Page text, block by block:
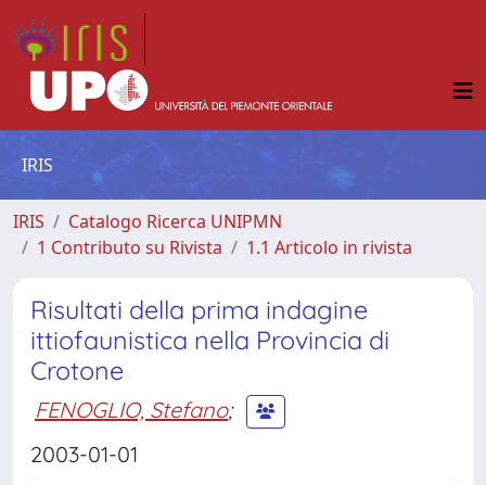
IRIS
IRIS
Catalogo Ricerca UNIPMN
1 Contributo su Rivista
1.1 Articolo in rivista
Risultati della prima indagine
ittiofaunistica nella Provincia di
Crotone
FENOGLIO, Stefano;
2003-01-01